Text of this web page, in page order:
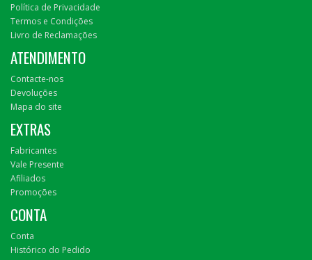
Política de Privacidade
Termos e Condições
Livro de Reclamações
ATENDIMENTO
Contacte-nos
Devoluções
Mapa do site
EXTRAS
Fabricantes
Vale Presente
Afiliados
Promoções
CONTA
Conta
Histórico do Pedido